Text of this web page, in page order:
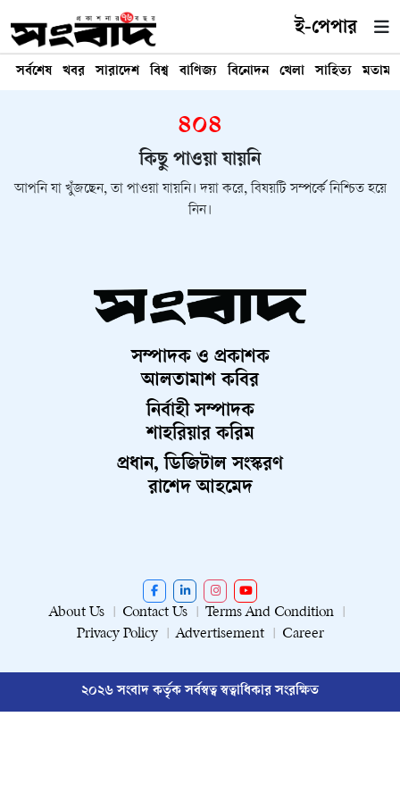
ই-পেপার
সর্বশেষ খবর সারাদেশ বিশ্ব বাণিজ্য বিনোদন খেলা সাহিত্য মতামত
৪০৪
কিছু পাওয়া যায়নি
আপনি যা খুঁজছেন, তা পাওয়া যায়নি। দয়া করে, বিষয়টি সম্পর্কে নিশ্চিত হয়ে
নিন।
সম্পাদক ও প্রকাশক
আলতামাশ কবির
নির্বাহী সম্পাদক
শাহরিয়ার করিম
প্রধান, ডিজিটাল সংস্করণ
রাশেদ আহমেদ
About Us Contact Us
Terms And Condition
Privacy Policy
Advertisement Career
২০২৬ সংবাদ কর্তৃক সর্বস্বত্ব স্বত্বাধিকার সংরক্ষিত